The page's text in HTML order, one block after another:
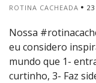
ROTINA CACHEADA
Nossa
eu considero
mundo que 1-
curtinho, 3- Faz